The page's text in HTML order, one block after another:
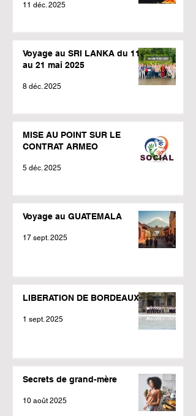
11 déc. 2025
Voyage au SRI LANKA du 11
au 21 mai 2025
8 déc. 2025
MISE AU POINT SUR LE
CONTRAT ARMEO
5 déc. 2025
Voyage au GUATEMALA
17 sept. 2025
LIBERATION DE BORDEAUX
1 sept. 2025
Secrets de grand-mère
10 août 2025